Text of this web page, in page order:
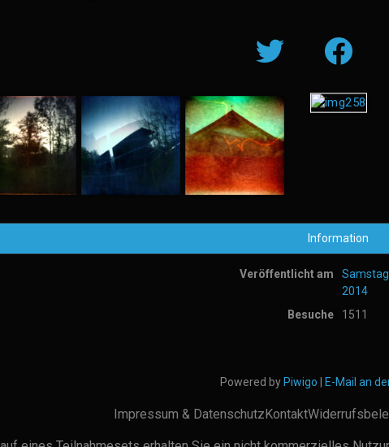
Information
Veröffentlicht am
2014
Besuche
1511
Powered by Piwigo E-Mail an
Impressum & DatenschutzKontakt